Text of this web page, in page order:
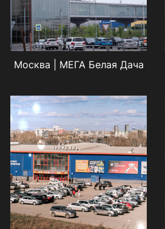
Москва | МЕГА Белая Дача